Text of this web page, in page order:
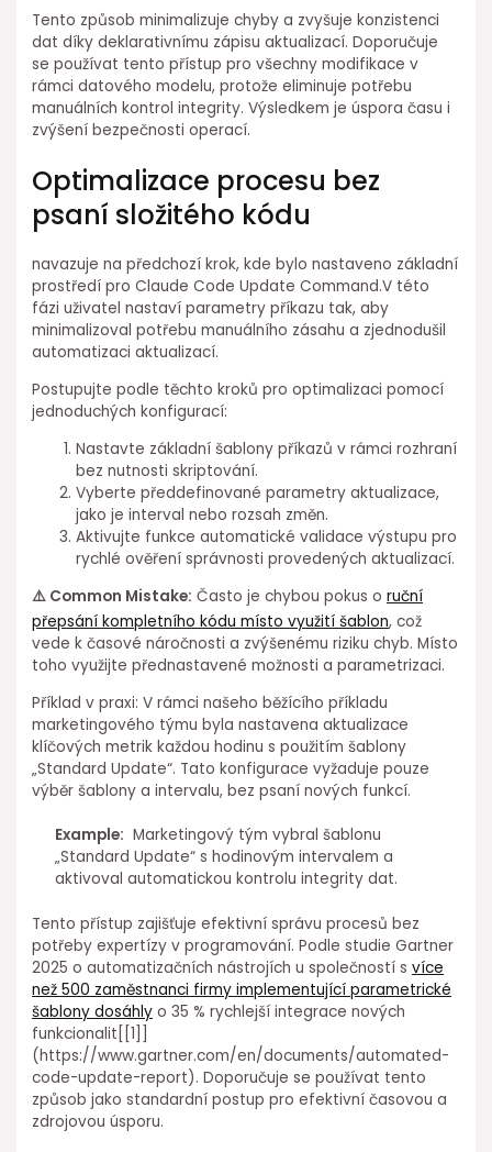
Tento způsob minimalizuje chyby a zvyšuje konzistenci
⁢dat díky deklarativnímu zápisu aktualizací. Doporučuje⁤
se používat tento přístup pro všechny modifikace v
rámci datového modelu, protože eliminuje potřebu
manuálních kontrol integrity. Výsledkem je úspora času i
zvýšení bezpečnosti ⁢operací.
Optimalizace⁢ procesu bez
psaní složitého kódu
navazuje na předchozí krok, kde⁤ bylo nastaveno základní
prostředí pro Claude⁢ Code Update Command.V této
fázi uživatel nastaví parametry příkazu tak, ⁤aby
minimalizoval potřebu manuálního zásahu a zjednodušil
automatizaci aktualizací.
Postupujte podle těchto kroků pro optimalizaci pomocí⁢
jednoduchých konfigurací:
Nastavte základní šablony příkazů v rámci rozhraní
bez nutnosti skriptování.
Vyberte předdefinované parametry aktualizace,
jako⁤ je interval nebo⁤ rozsah změn.
Aktivujte funkce automatické validace výstupu pro
rychlé ověření správnosti provedených aktualizací.
⚠️ Common Mistake: Často je chybou pokus oruční
přepsání kompletního kódu místo využití šablon,⁢ což
vede k časové náročnosti a zvýšenému riziku chyb. Místo
toho využijte přednastavené možnosti a parametrizaci.
Příklad v praxi: V rámci našeho běžícího příkladu
marketingového týmu byla nastavena aktualizace
klíčových metrik každou hodinu s použitím šablony
„Standard ⁣Update“. Tato konfigurace⁣ vyžaduje pouze
⁣výběr šablony⁢ a intervalu, bez psaní nových funkcí.
Example: ⁤ Marketingový tým vybral šablonu
„Standard Update“ s hodinovým intervalem ⁣a
aktivoval automatickou kontrolu integrity dat.
Tento přístup zajišťuje efektivní správu procesů bez
potřeby expertízy v programování.⁣ Podle studie Gartner⁢
2025 o automatizačních nástrojích u společností svíce⁤
než 500 zaměstnanci firmy implementující parametrické
⁢šablony dosáhly o 35 % ⁢rychlejší integrace nových
funkcionalit[[1]]
(https://www.gartner.com/en/documents/automated-
code-update-report). Doporučuje se používat tento
způsob jako standardní postup pro efektivní časovou a
zdrojovou ⁢úsporu.